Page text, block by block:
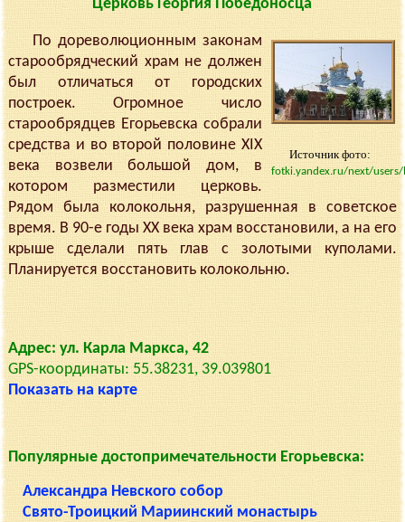
Церковь Георгия Победоносца
Источник фото:
fotki.yandex.ru/next/
По дореволюционным законам
старообрядческий храм не должен
был отличаться от городских
построек. Огромное число
старообрядцев Егорьевска собрали
средства и во второй половине XIX
века возвели большой дом, в
котором разместили церковь.
Рядом была колокольня, разрушенная в советское
время. В 90-е годы XX века храм восстановили, а на его
крыше сделали пять глав с золотыми куполами.
Планируется восстановить колокольню.
Адрес: ул. Карла Маркса, 42
GPS-координаты: 55.38231, 39.039801
Показать на карте
Популярные достопримечательности Егорьевска:
Александра Невского собор
Свято-Троицкий Мариинский монастырь